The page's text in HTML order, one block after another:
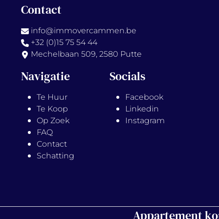
Contact
info@immovercammen.be
+32 (0)15 75 54 44
Mechelbaan 509, 2580 Putte
Navigatie
Te Huur
Te Koop
Op Zoek
FAQ
Contact
Schatting
Socials
Facebook
Linkedin
Instagram
Appartement